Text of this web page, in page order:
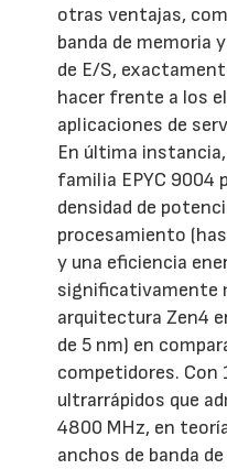
otras ventajas,
banda de memoria
de E/S,
hacer frente a los
aplicaciones de
En última
familia EPYC 9004
densidad de
procesamiento
y una eficiencia
significativamente
arquitectura Zen4
de 5 nm) en
competidores. Con
ultrarrápidos que
4800 MHz, en
anchos de banda